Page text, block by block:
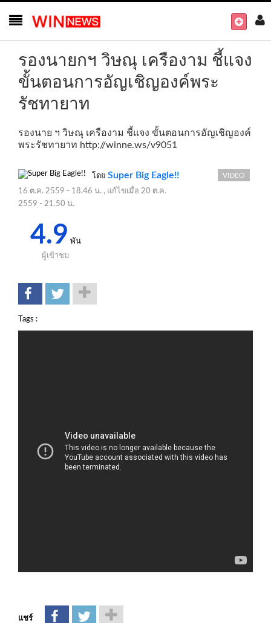
รองนายกฯ วิษณุ เครืองาม ชี้แจง
ขั้นตอนการอัญเชิญองค์พระ
รัชทายาท
รองนาย ฯ วิษณุ เครืองาม ชี้แจง ขั้นตอนการอัญเชิญองค์
พระรัชทายาท http://winne.ws/v9051
โดย Super Big Eagle!!
16 ต.ค. 2559 - 18.46 น. , แก้ไขเมื่อ 20 ต.ค.
2559 - 21.50 น.
VIDEO
4.9 พัน
ผู้เข้าชม
Tags :
แชร์